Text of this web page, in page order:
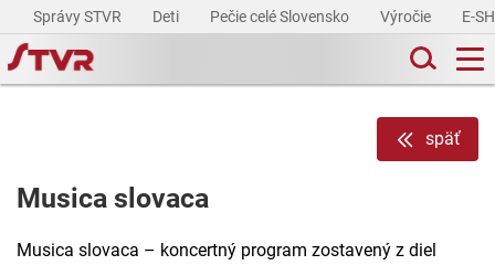
Správy STVR Deti Pečie celé Slovensko Výročie E-
späť
Musica slovaca
Musica slovaca – koncertný program zostavený z diel